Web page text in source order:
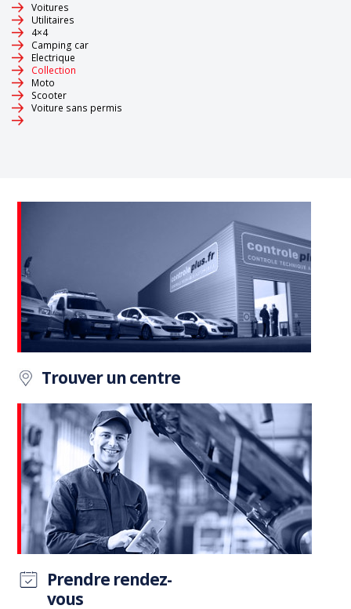
Voitures
Utilitaires
4×4
Camping car
Electrique
Collection
Moto
Scooter
Voiture sans permis
Trouver un centre
Prendre rendez-
vous